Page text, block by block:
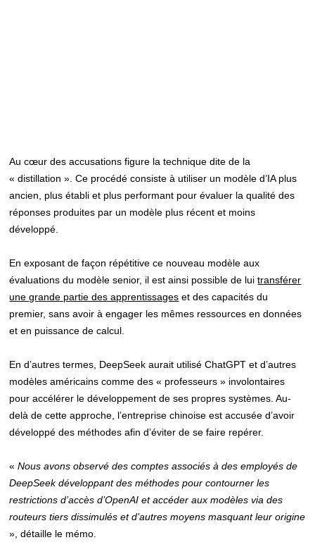
Au cœur des accusations figure la technique dite de la
« distillation ». Ce procédé consiste à utiliser un modèle d’IA plus
ancien, plus établi et plus performant pour évaluer la qualité des
réponses produites par un modèle plus récent et moins
développé.
En exposant de façon répétitive ce nouveau modèle aux
évaluations du modèle senior, il est ainsi possible de luitransférer
une grande partie des apprentissages et des capacités du
premier, sans avoir à engager les mêmes ressources en données
et en puissance de calcul.
En d’autres termes, DeepSeek aurait utilisé ChatGPT et d’autres
modèles américains comme des « professeurs » involontaires
pour accélérer le développement de ses propres systèmes. Au-
delà de cette approche, l’entreprise chinoise est accusée d’avoir
développé des méthodes afin d’éviter de se faire repérer.
«Nous avons observé des comptes associés à des employés de
DeepSeek développant des méthodes pour contourner les
restrictions d’accès d’OpenAI et accéder aux modèles via des
routeurs tiers dissimulés et d’autres moyens masquant leur origine
», détaille le mémo.